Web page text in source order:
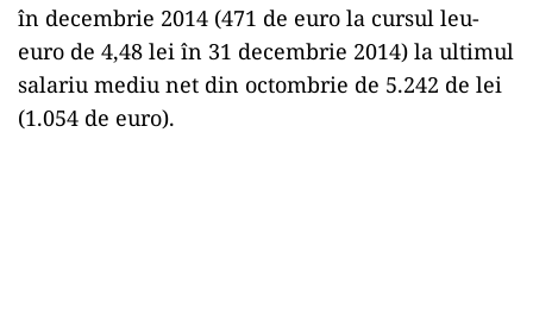
în decembrie 2014 (471 de euro la cursul leu-
euro de 4,48 lei în 31 decembrie 2014) la ultimul
salariu mediu net din octombrie de 5.242 de lei
(1.054 de euro).